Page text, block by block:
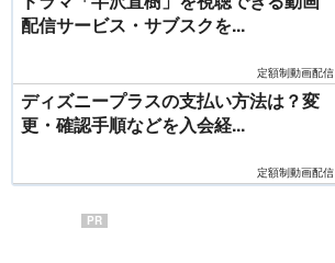
配信サービス・サブスクを...
定額制動画配信
ディズニープラスの支払い方法は？変
更・確認手順などを入会経...
定額制動画配信
PR